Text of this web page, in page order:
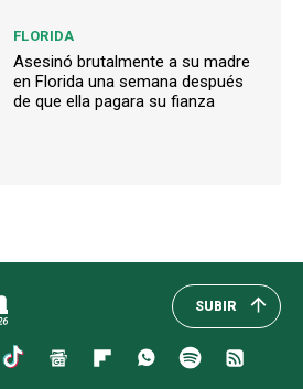
FLORIDA
Asesinó brutalmente a su madre
en Florida una semana después
de que ella pagara su fianza
SUBIR